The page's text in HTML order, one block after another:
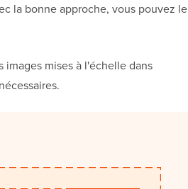
la bonne approche, vous pouvez le
mises à l'échelle dans